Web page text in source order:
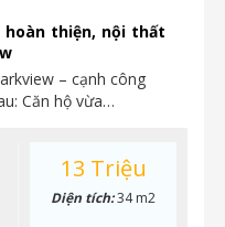
hoàn thiện, nội thất
– cạnh công
Căn hộ vừa…
13 Triệu
Diện tích:34 m2